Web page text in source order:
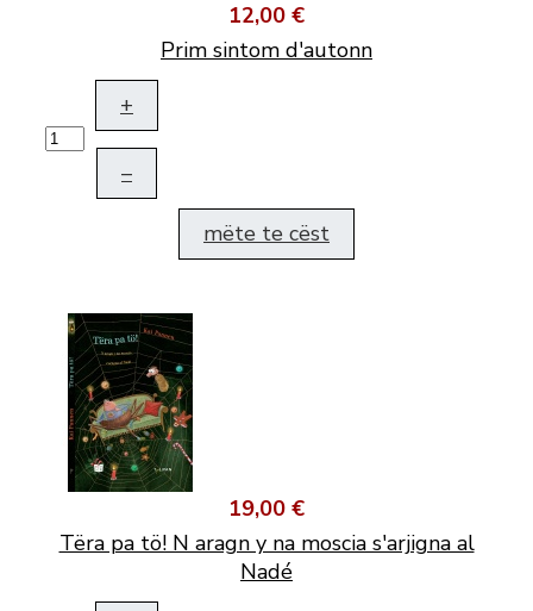
12,00 €
Prim sintom d'autonn
+
–
mëte te cëst
19,00 €
Tëra pa tö! N aragn y na moscia s'arjigna al
Nadé